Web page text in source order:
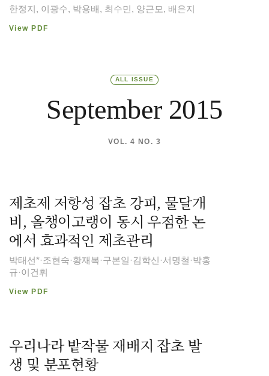
한정지, 이광수, 박용배, 최수민, 양근모, 배은지
View PDF
ALL ISSUE
September 2015
VOL. 4 NO. 3
제초제 저항성 잡초 강피, 물달개
비, 올챙이고랭이 동시 우점한 논
에서 효과적인 제초관리
박태선*·조현숙·황재복·구본일·김학신·서명철·박홍
규·이건휘
View PDF
우리나라 밭작물 재배지 잡초 발
생 및 분포현황